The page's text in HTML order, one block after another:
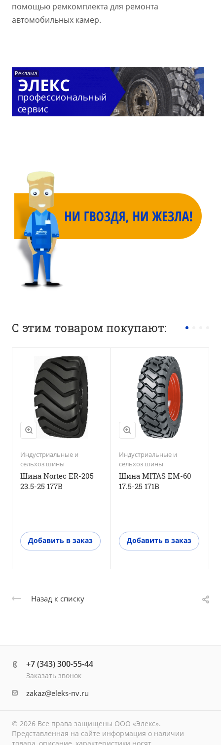
помощью ремкомплекта для ремонта
автомобильных камер.
С этим товаром покупают:
Индустриальные и
сельхоз шины
Шина Nortec ER-205
23.5-25 177B
Добавить в заказ
Индустриальные и
сельхоз шины
Шина MITAS EM-60
17.5-25 171B
Добавить в заказ
Назад к списку
+7 (343) 300-55-44
Заказать звонок
zakaz@eleks-nv.ru
© 2026 Все права защищены ООО «Элекс».
Представленная на сайте информация о наличии